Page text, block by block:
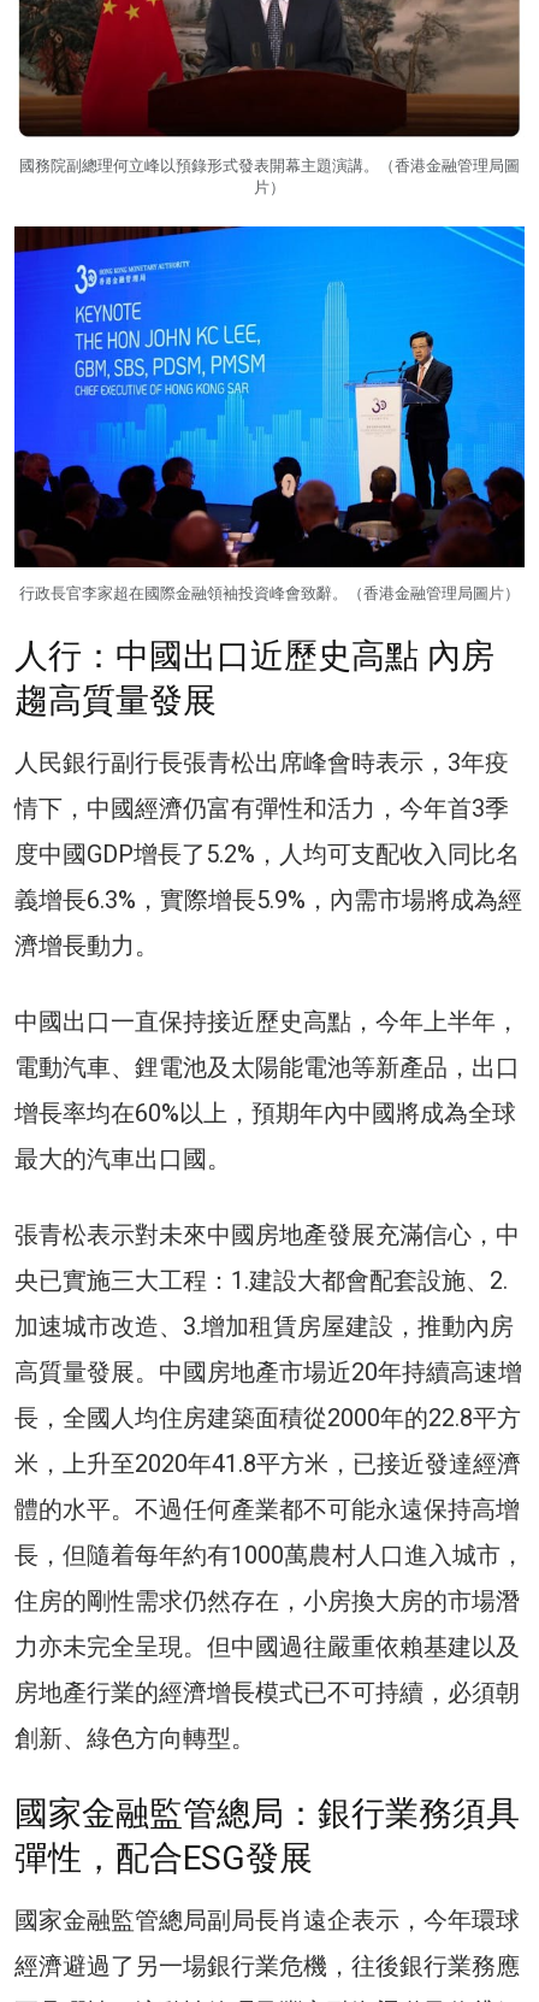
國務院副總理何立峰以預錄形式發表開幕主題演講。（香港金融管理局圖
片）
行政長官李家超在國際金融領袖投資峰會致辭。（香港金融管理局圖片）
人行：中國出口近歷史高點 內房
趨高質量發展
人民銀行副行長張青松出席峰會時表示，3年疫
情下，中國經濟仍富有彈性和活力，今年首3季
度中國GDP增長了5.2%，人均可支配收入同比名
義增長6.3%，實際增長5.9%，內需市場將成為經
濟增長動力。
中國出口一直保持接近歷史高點，今年上半年，
電動汽車、鋰電池及太陽能電池等新產品，出口
增長率均在60%以上，預期年內中國將成為全球
最大的汽車出口國。
張青松表示對未來中國房地產發展充滿信心，中
央已實施三大工程：1.建設大都會配套設施、2.
加速城市改造、3.增加租賃房屋建設，推動內房
高質量發展。中國房地產市場近20年持續高速增
長，全國人均住房建築面積從2000年的22.8平方
米，上升至2020年41.8平方米，已接近發達經濟
體的水平。不過任何產業都不可能永遠保持高增
長，但隨着每年約有1000萬農村人口進入城市，
住房的剛性需求仍然存在，小房換大房的市場潛
力亦未完全呈現。但中國過往嚴重依賴基建以及
房地產行業的經濟增長模式已不可持續，必須朝
創新、綠色方向轉型。
國家金融監管總局：銀行業務須具
彈性，配合ESG發展
國家金融監管總局副局長肖遠企表示，今年環球
經濟避過了另一場銀行業危機，往後銀行業務應